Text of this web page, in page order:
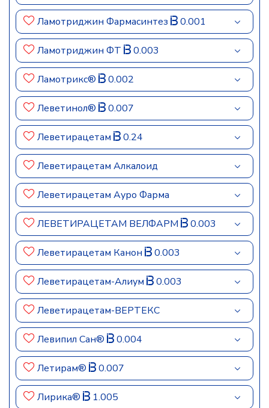
Ламотриджин Фармасинтез 0.001
Ламотриджин ФТ 0.003
Ламотрикс® 0.002
Леветинол® 0.007
Леветирацетам 0.24
Леветирацетам Алкалоид
Леветирацетам Ауро Фарма
ЛЕВЕТИРАЦЕТАМ ВЕЛФАРМ 0.003
Леветирацетам Канон 0.003
Леветирацетам-Алиум 0.003
Леветирацетам-ВЕРТЕКС
Левипил Сан® 0.004
Летирам® 0.007
Лирика® 1.005